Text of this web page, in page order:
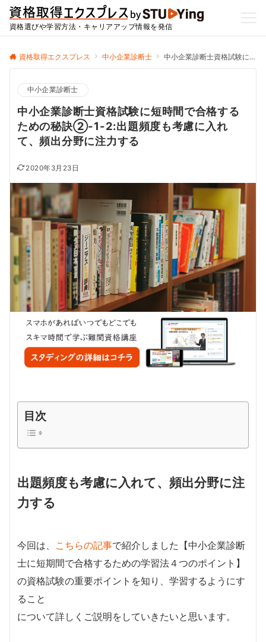
資格選びや学習方法・キャリアアップ情報を発信
資格取得エクスプレス 中小企業診断士 中小企業診断士資格試験に短時間で合格するための秘訣②-1-2:出題頻度も考慮に入れて、頻出分野に注力する
中小企業診断士
中小企業診断士資格試験に短時間で合格する
ための秘訣②-1-2:出題頻度も考慮に入れ
て、頻出分野に注力する
2020年3月23日
目次
出題頻度も考慮に入れて、頻出分野に注
力する
今回は、 こちらの記事で紹介しました【中小企業診断
士に短期間で合格するための学習法４つのポイント】
の資格試験の重要ポイントを知り、学習するようにす
ること
について詳しくご説明をしていきたいと思います。